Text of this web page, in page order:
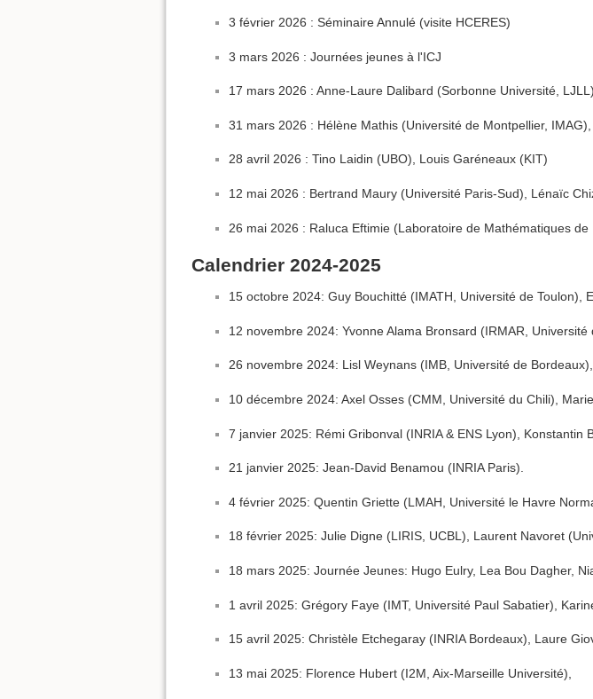
3 février 2026 : Séminaire Annulé (visite HCERES)
3 mars 2026 : Journées jeunes à l'ICJ
17 mars 2026 : Anne-Laure Dalibard (Sorbonne Université, LJLL)
31 mars 2026 : Hélène Mathis (Université de Montpellier,
28 avril 2026 : Tino Laidin (UBO), Louis Garéneaux (KIT)
12 mai 2026 : Bertrand Maury (Université Paris-Sud), Lénaïc
26 mai 2026 : Raluca Eftimie (Laboratoire de Mathématiques
Calendrier 2024-2025
15 octobre 2024: Guy Bouchitté (IMATH, Université de Toulon),
12 novembre 2024: Yvonne Alama Bronsard (IRMAR, Université
26 novembre 2024: Lisl Weynans (IMB, Université de
10 décembre 2024: Axel Osses (CMM, Université du Chili),
7 janvier 2025: Rémi Gribonval (INRIA & ENS Lyon), Konstantin
21 janvier 2025: Jean-David Benamou (INRIA Paris).
4 février 2025: Quentin Griette (LMAH, Université le Havre
18 février 2025: Julie Digne (LIRIS, UCBL), Laurent Navoret
18 mars 2025: Journée Jeunes: Hugo Eulry, Lea Bou Dagher,
1 avril 2025: Grégory Faye (IMT, Université Paul Sabatier),
15 avril 2025: Christèle Etchegaray (INRIA Bordeaux), Laure
13 mai 2025: Florence Hubert (I2M, Aix-Marseille Université),